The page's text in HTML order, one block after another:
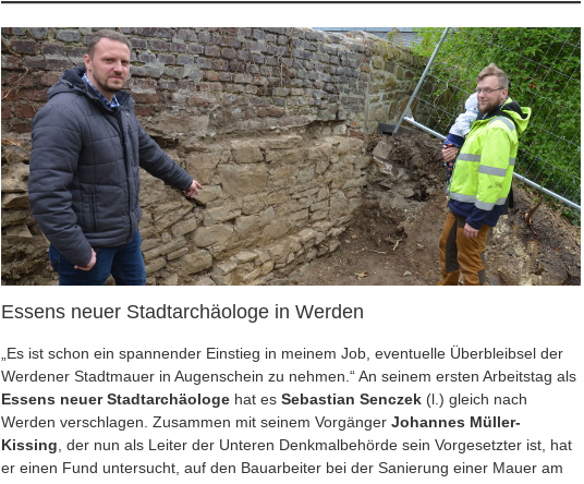
Essens neuer Stadtarchäologe in Werden
„Es ist schon ein spannender Einstieg in meinem Job, eventuelle Überbleibsel der
Werdener Stadtmauer in Augenschein zu nehmen.“ An seinem ersten Arbeitstag als
Essens neuer Stadtarchäologehat es Sebastian Senczek (l.) gleich nach
Werden verschlagen. Zusammen mit seinem Vorgänger Johannes Müller-
Kissing , der nun als Leiter der Unteren Denkmalbehörde sein Vorgesetzter ist, hat
er einen Fund untersucht, auf den Bauarbeiter bei der Sanierung einer Mauer am